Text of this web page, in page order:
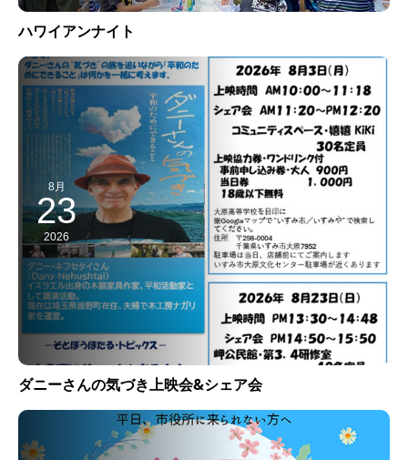
ハワイアンナイト
8月
23
2026
ダニーさんの気づき上映会&シェア会